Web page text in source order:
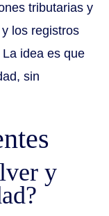
tributarias y
los registros
idea es que
sin
y